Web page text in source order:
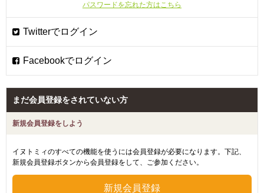
パスワードを忘れた方はこちら
まだ会員登録をされていない方
新規会員登録をしよう
イヌトミィのすべての機能を使うには会員登録が必要になります。下記、
新規会員登録ボタンから会員登録をして、ご参加ください。